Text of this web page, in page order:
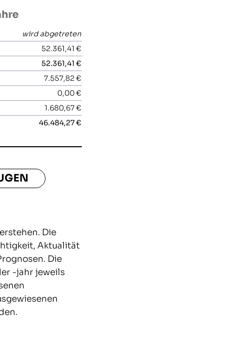
wird abgetreten
52.361,41 €
52.361,41 €
7.557,82 €
0,00 €
1.680,67 €
46.484,27 €
Die
Aktualität
Die
-jahr jeweils